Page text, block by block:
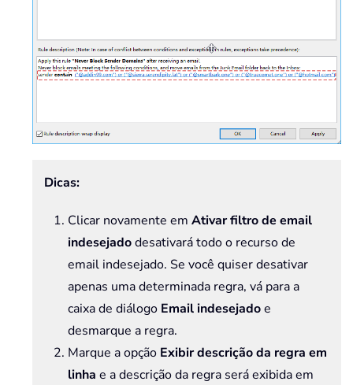
Dicas:
Clicar novamente em Ativar filtro de email
indesejadodesativará todo o recurso de
email indesejado. Se você quiser desativar
apenas uma determinada regra, vá para a
caixa de diálogo Email indesejadoe
desmarque a regra.
Marque a opção Exibir descrição da regra em
linha e a descrição da regra será exibida em